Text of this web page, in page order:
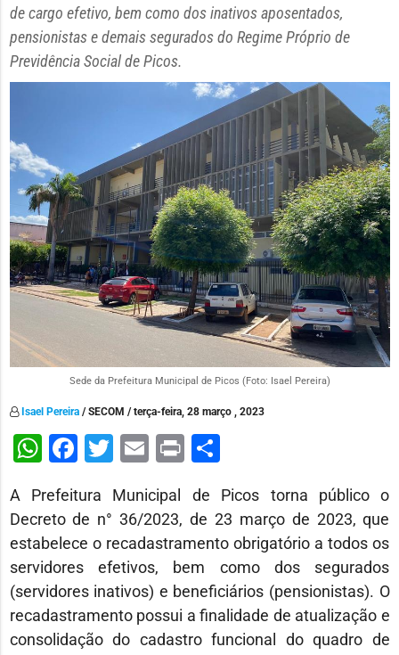
de cargo efetivo, bem como dos inativos aposentados,
pensionistas e demais segurados do Regime Próprio de
Previdência Social de Picos.
Sede da Prefeitura Municipal de Picos (Foto: Isael Pereira)
Isael Pereira/ SECOM / terça-feira, 28 março , 2023
WhatsApp
Facebook
Twitter
EmailPrint
A Prefeitura Municipal de Picos torna público o
Decreto de n° 36/2023, de 23 março de 2023, que
estabelece o recadastramento obrigatório a todos os
servidores efetivos, bem como dos segurados
(servidores inativos) e beneficiários (pensionistas). O
recadastramento possui a finalidade de atualização e
consolidação do cadastro funcional do quadro de